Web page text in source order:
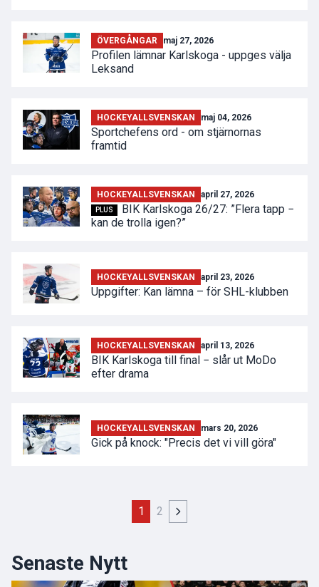
ÖVERGÅNGAR maj 27, 2026
Profilen lämnar Karlskoga - uppges välja
Leksand
HOCKEYALLSVENSKAN maj 04, 2026
Sportchefens ord - om stjärnornas
framtid
HOCKEYALLSVENSKAN april 27, 2026
PLUS
BIK Karlskoga 26/27: ”Flera tapp −
kan de trolla igen?”
HOCKEYALLSVENSKAN april 23, 2026
Uppgifter: Kan lämna – för SHL-klubben
HOCKEYALLSVENSKAN april 13, 2026
BIK Karlskoga till final − slår ut MoDo
efter drama
HOCKEYALLSVENSKAN mars 20, 2026
Gick på knock: "Precis det vi vill göra"
1 2
Senaste Nytt